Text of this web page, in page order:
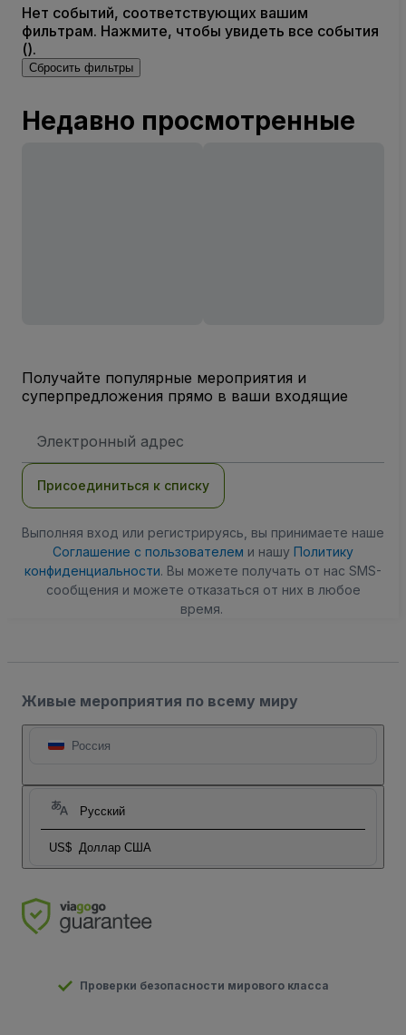
Нет событий, соответствующих вашим
фильтрам. Нажмите, чтобы увидеть все события
().
Сбросить фильтры
Недавно просмотренные
Получайте популярные мероприятия и
суперпредложения прямо в ваши входящие
электронной
Присоединиться к списку
Выполняя вход или регистрируясь, вы принимаете наше
Соглашение с пользователем и нашу Политику
конфиденциальности. Вы можете получать от нас SMS-
сообщения и можете отказаться от них в любое
время.
Живые мероприятия по всему миру
Россия
Русский
US$ Доллар США
Проверки безопасности мирового класса